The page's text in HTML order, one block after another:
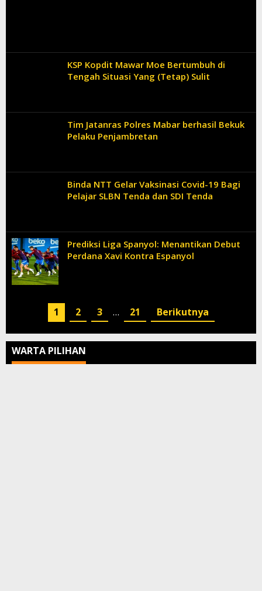
KSP Kopdit Mawar Moe Bertumbuh di
Tengah Situasi Yang (Tetap) Sulit
Tim Jatanras Polres Mabar berhasil Bekuk
Pelaku Penjambretan
Binda NTT Gelar Vaksinasi Covid-19 Bagi
Pelajar SLBN Tenda dan SDI Tenda
Prediksi Liga Spanyol: Menantikan Debut
Perdana Xavi Kontra Espanyol
1 2 3 … 21 Berikutnya
WARTA PILIHAN